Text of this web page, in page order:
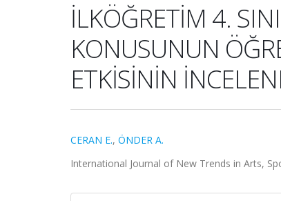
İLKÖĞRETİM 4.
KONUSUNUN
ETKİSİNİN
CERAN E., ÖNDER A.
International Journal of New Trends in Arts,